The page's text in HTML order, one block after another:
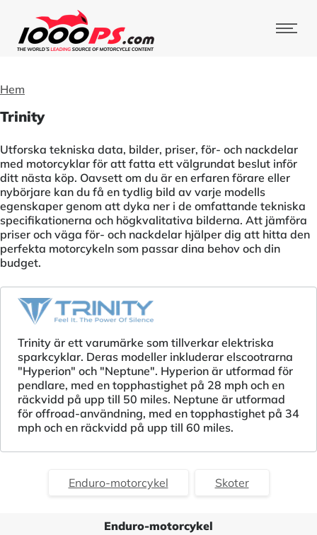
Hem
Trinity
Utforska tekniska data, bilder, priser, för- och nackdelar
med motorcyklar för att fatta ett välgrundat beslut inför
ditt nästa köp. Oavsett om du är en erfaren förare eller
nybörjare kan du få en tydlig bild av varje modells
egenskaper genom att dyka ner i de omfattande tekniska
specifikationerna och högkvalitativa bilderna. Att jämföra
priser och väga för- och nackdelar hjälper dig att hitta den
perfekta motorcykeln som passar dina behov och din
budget.
Trinity är ett varumärke som tillverkar elektriska
sparkcyklar. Deras modeller inkluderar elscootrarna
"Hyperion" och "Neptune". Hyperion är utformad för
pendlare, med en topphastighet på 28 mph och en
räckvidd på upp till 50 miles. Neptune är utformad
för offroad-användning, med en topphastighet på 34
mph och en räckvidd på upp till 60 miles.
Enduro-motorcykel Skoter
Enduro-motorcykel